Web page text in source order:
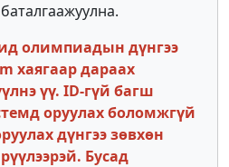
олимпиадын дүнгээ
хаягаар дараах
үү. ID-гүй багш
оруулах боломжгүй
дүнгээ зөвхөн
Бусад